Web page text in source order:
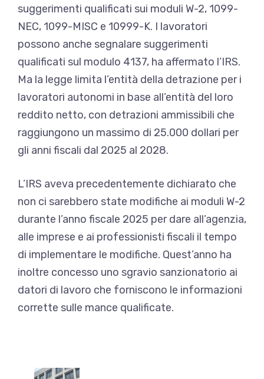
suggerimenti qualificati sui moduli W-2, 1099-
NEC, 1099-MISC e 10999-K. I lavoratori
possono anche segnalare suggerimenti
qualificati sul modulo 4137, ha affermato l’IRS.
Ma la legge limita l’entità della detrazione per i
lavoratori autonomi in base all’entità del loro
reddito netto, con detrazioni ammissibili che
raggiungono un massimo di 25.000 dollari per
gli anni fiscali dal 2025 al 2028.
L’IRS aveva precedentemente dichiarato che
non ci sarebbero state modifiche ai moduli W-2
durante l’anno fiscale 2025 per dare all’agenzia,
alle imprese e ai professionisti fiscali il tempo
di implementare le modifiche. Quest’anno ha
inoltre concesso uno sgravio sanzionatorio ai
datori di lavoro che forniscono le informazioni
corrette sulle mance qualificate.